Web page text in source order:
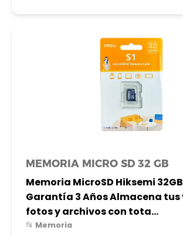
MEMORIA MICRO SD 32 GB
Memoria MicroSD Hiksemi
Garantía 3 Años Almacena tus
fotos y archivos con tota...
📂 Memoria